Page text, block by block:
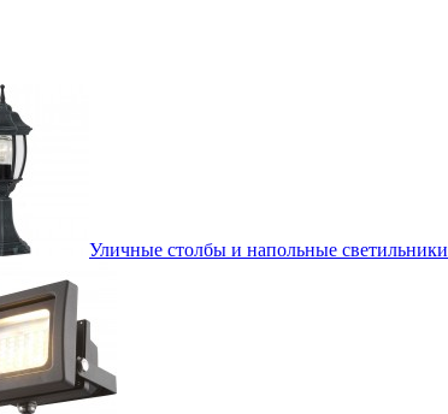
Уличные столбы и напольные светильники